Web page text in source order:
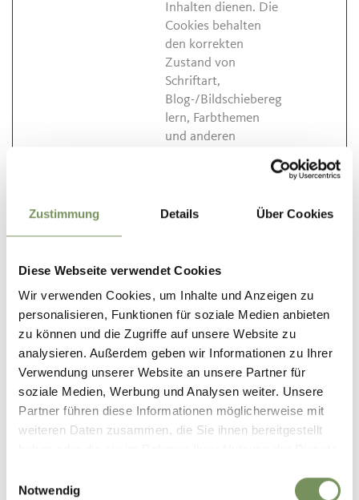
Zustimmung Details Über Cookies
Diese Webseite verwendet Cookies
Wir verwenden Cookies, um Inhalte und Anzeigen zu
personalisieren, Funktionen für soziale Medien anbieten
zu können und die Zugriffe auf unsere Website zu
analysieren. Außerdem geben wir Informationen zu Ihrer
Verwendung unserer Website an unsere Partner für
soziale Medien, Werbung und Analysen weiter. Unsere
Partner führen diese Informationen möglicherweise mit
weiteren Daten zusammen, die Sie ihnen bereitgestellt
Notwendig
Inhalten dienen. Die
Cookies behalten
den korrekten
Zustand von
Schriftart,
Blog-/Bildschiebereg
lern, Farbthemen
und anderen
mponents.
opendatah
einem Bündel von
Bereitstellung und
Präsentation von
Inhalten dienen. Die
Cookies behalten
den korrekten
Zustand von
Schriftart,
Blog-/Bildschiebereg
lern, Farbthemen
ig